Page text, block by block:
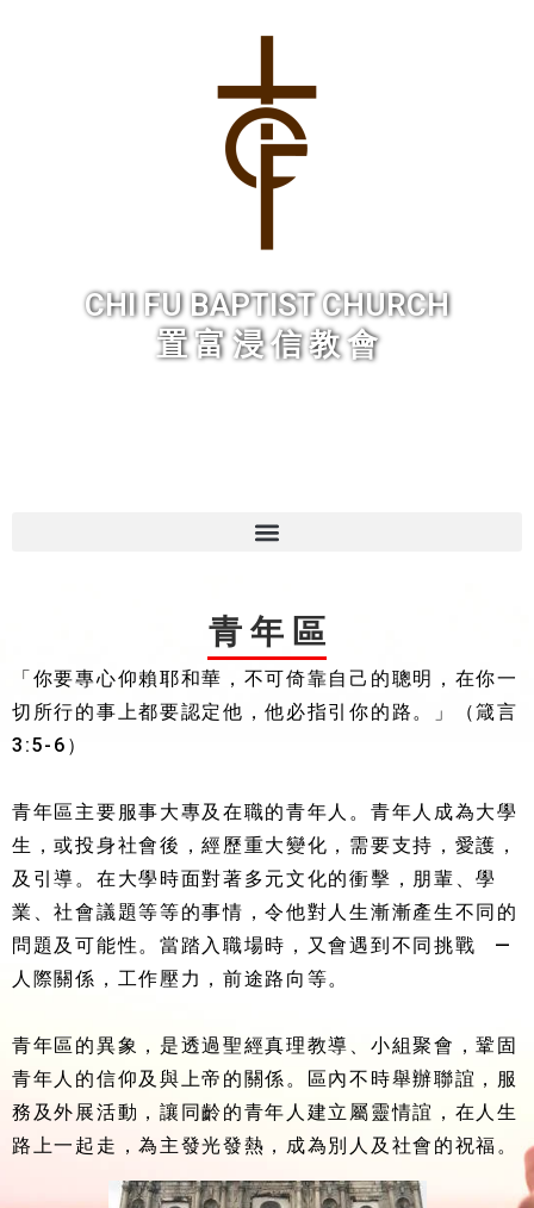
CHI FU BAPTIST CHURCH
置 富 浸 信 教 會
青 年 區
「你要專心仰賴耶和華，不可倚靠自己的聰明，在你一
切所行的事上都要認定他，他必指引你的路。」（箴言
3:5-6）
青年區主要服事大專及在職的青年人。青年人成為大學
生，或投身社會後，經歷重大變化，需要支持，愛護，
及引導。在大學時面對著多元文化的衝擊，朋輩、學
業、社會議題等等的事情，令他對人生漸漸產生不同的
問題及可能性。當踏入職場時，又會遇到不同挑戰 —
人際關係，工作壓力，前途路向等。
青年區的異象，是透過聖經真理教導、小組聚會，鞏固
青年人的信仰及與上帝的關係。區內不時舉辦聯誼，服
務及外展活動，讓同齡的青年人建立屬靈情誼，在人生
路上一起走，為主發光發熱，成為別人及社會的祝福。